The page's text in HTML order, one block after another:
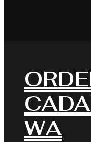
WA